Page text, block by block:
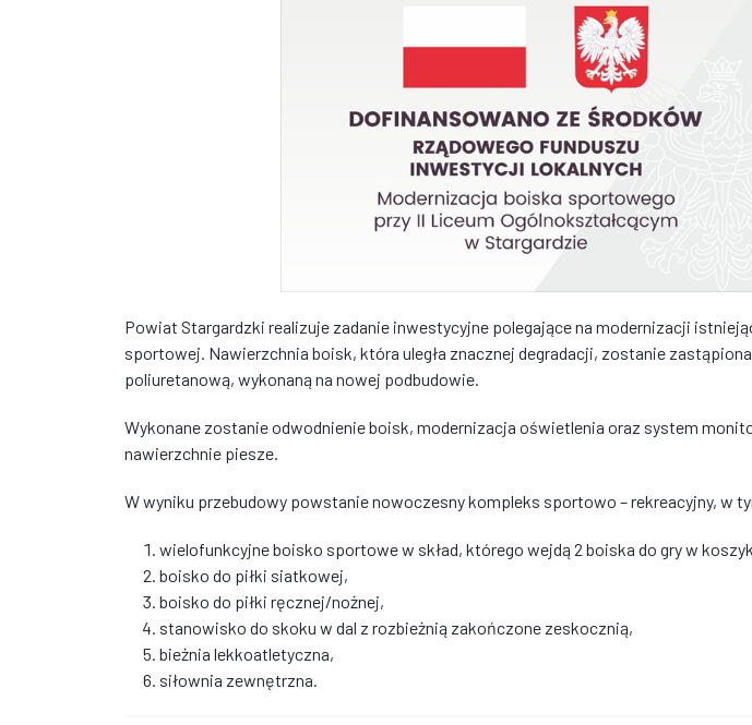
Powiat Stargardzki realizuje zadanie inwestycyjne polegające na modernizacji
sportowej. Nawierzchnia boisk, która uległa znacznej degradacji, zostanie
poliuretanową, wykonaną na nowej podbudowie.
Wykonane zostanie odwodnienie boisk, modernizacja oświetlenia oraz system
nawierzchnie piesze.
W wyniku przebudowy powstanie nowoczesny kompleks sportowo – rekreacyjny, w
wielofunkcyjne boisko sportowe w skład, którego wejdą 2 boiska do gry w
boisko do piłki siatkowej,
boisko do piłki ręcznej/nożnej,
stanowisko do skoku w dal z rozbieżnią zakończone zeskocznią,
bieżnia lekkoatletyczna,
siłownia zewnętrzna.